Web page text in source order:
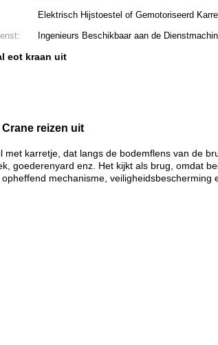
Elektrisch Hijstoestel of Gemotoriseerd
Ingenieurs Beschikbaar aan de
eot kraan uit
reizen uit
karretje, dat langs de bodemflens van de
goederenyard enz. Het kijkt als brug, omdat
mechanisme, veiligheidsbescherming